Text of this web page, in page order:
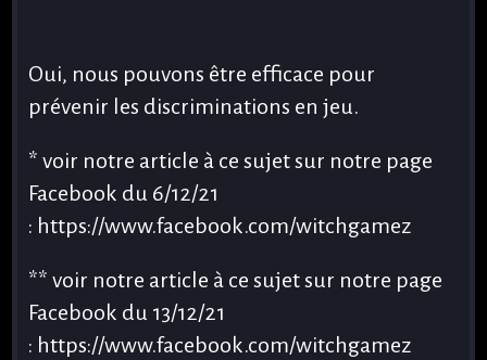
Oui, nous pouvons être efficace pour
prévenir les discriminations en jeu.
* voir notre article à ce sujet sur notre page
Facebook du 6/12/21
: https://www.facebook.com/witchgamez
** voir notre article à ce sujet sur notre page
Facebook du 13/12/21
: https://www.facebook.com/witchgamez